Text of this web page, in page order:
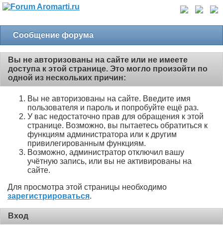
Сообщение форума
Вы не авторизованы на сайте или не имеете
доступа к этой странице. Это могло произойти по
одной из нескольких причин:
Вы не авторизованы на сайте. Введите имя
пользователя и пароль и попробуйте ещё раз.
У вас недостаточно прав для обращения к этой
странице. Возможно, вы пытаетесь обратиться к
функциям администратора или к другим
привилегированным функциям.
Возможно, администратор отключил вашу
учётную запись, или вы не активированы на
сайте.
Для просмотра этой страницы необходимо
зарегистрироваться.
Вход